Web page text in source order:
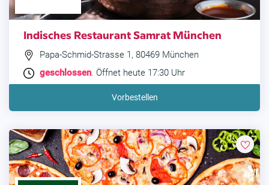
Indisches Restaurant Samrat München
Papa-Schmid-Strasse 1, 80469 München
geschlossen. Öffnet heute 17:30 Uhr
Vorbestellen